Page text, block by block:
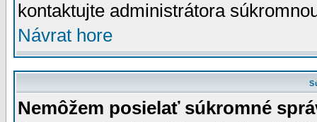
kontaktujte administrátora
Návrat hore
Nemôžem posielať súkromné